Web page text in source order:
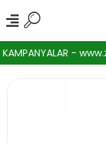
KAMPANYALAR -